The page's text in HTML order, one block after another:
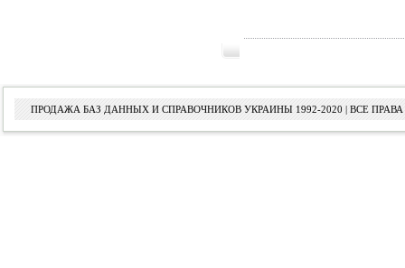
ПРОДАЖА БАЗ ДАННЫХ И СПРАВОЧНИКОВ УКРАИНЫ 1992-2020 | ВСЕ